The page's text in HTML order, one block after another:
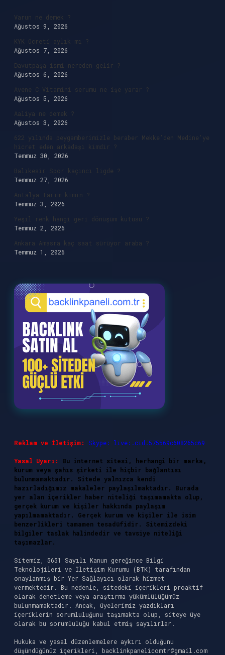
Varun ne demek ?
Ağustos 9, 2026
KYK ücreti aylık mı ?
Ağustos 7, 2026
Davutpaşa ismi nereden gelir ?
Ağustos 6, 2026
Avene C Vitamini serumu ne işe yarar ?
Ağustos 5, 2026
Aaliya ne demek ?
Ağustos 3, 2026
622 yılında peygamberimizle beraber Mekke’den Medine’ye
hicret eden arkadaşı kimdir ?
Temmuz 30, 2026
Balıkesir Spor kaçıncı ligde ?
Temmuz 27, 2026
Antalya tarım kimin ?
Temmuz 3, 2026
Yeşil renk hangi geri dönüşüm kutusu ?
Temmuz 2, 2026
Ankara Amasra kaç saat sürüyor araba ?
Temmuz 1, 2026
Reklam ve İletişim: Skype: live:.cid.575569c608265c69
Yasal Uyarı:
Bu internet sitesi, herhangi bir marka,
kurum veya şahıs şirketi ile hiçbir bağlantısı
bulunmamaktadır. Sitede yalnızca kendi
hazırladığımız makaleler paylaşılmaktadır. Burada
yer alan içerikler haber niteliği taşımamakta olup,
gerçek kurum ve kişiler hakkında paylaşım
yapılmamaktadır. Gerçek kurum ve kişiler ile isim
benzerlikleri tamamen tesadüfidir. Sitemizdeki
bilgiler taslak halindedir ve tavsiye niteliği
taşımazlar.
Sitemiz, 5651 Sayılı Kanun gereğince Bilgi
Teknolojileri ve İletişim Kurumu (BTK) tarafından
onaylanmış bir Yer Sağlayıcı olarak hizmet
vermektedir. Bu nedenle, sitedeki içerikleri proaktif
olarak denetleme veya araştırma yükümlülüğümüz
bulunmamaktadır. Ancak, üyelerimiz yazdıkları
içeriklerin sorumluluğunu taşımakta olup, siteye üye
olarak bu sorumluluğu kabul etmiş sayılırlar.
Hukuka ve yasal düzenlemelere aykırı olduğunu
düşündüğünüz içerikleri, backlinkpanelicomtr@gmail.com